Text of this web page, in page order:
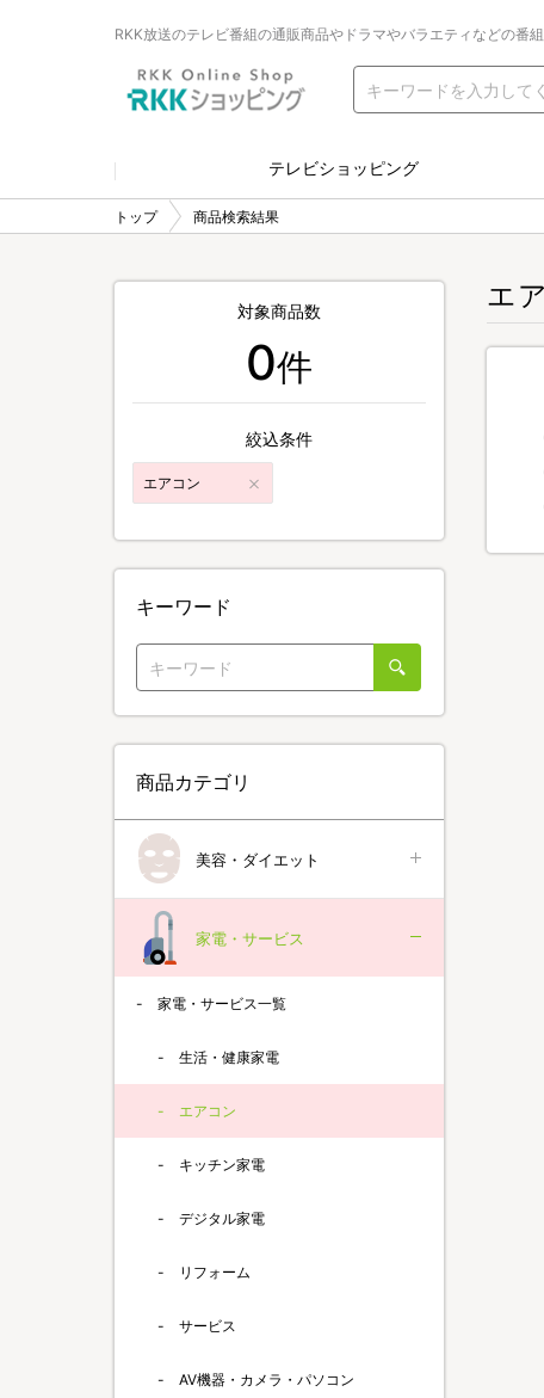
RKK放送のテレビ番組の通販商品やドラマやバラエティなどの番
テレビショッピング
トップ 商品検索結果
エ
対象商品数
0件
絞込条件
エアコン
キーワード
商品カテゴリ
美容・ダイエット
家電・サービス
家電・サービス一覧
生活・健康家電
エアコン
キッチン家電
デジタル家電
リフォーム
サービス
AV機器・カメラ・パソコン